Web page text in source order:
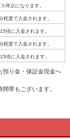
停止になります。
程度で入金されます。
頃に入金されます。
程度で入金されます。
頃に入金されます。
預り金・保証金現金へ
帯もございます。